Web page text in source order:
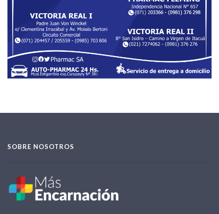
SOBRE NOSOTROS